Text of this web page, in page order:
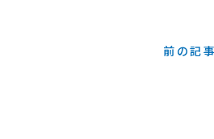
前の記事